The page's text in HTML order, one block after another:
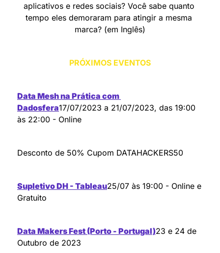
aplicativos e redes sociais? Você sabe quanto
tempo eles demoraram para atingir a mesma
marca? (em Inglês)
PRÓXIMOS EVENTOS
Data Mesh na Prática com
Dadosfera17/07/2023 a 21/07/2023, das 19:00
às 22:00 - Online
Desconto de 50% Cupom DATAHACKERS50
Supletivo DH - Tableau25/07 às 19:00 - Online e
Gratuito
Data Makers Fest (Porto - Portugal)23 e 24 de
Outubro de 2023